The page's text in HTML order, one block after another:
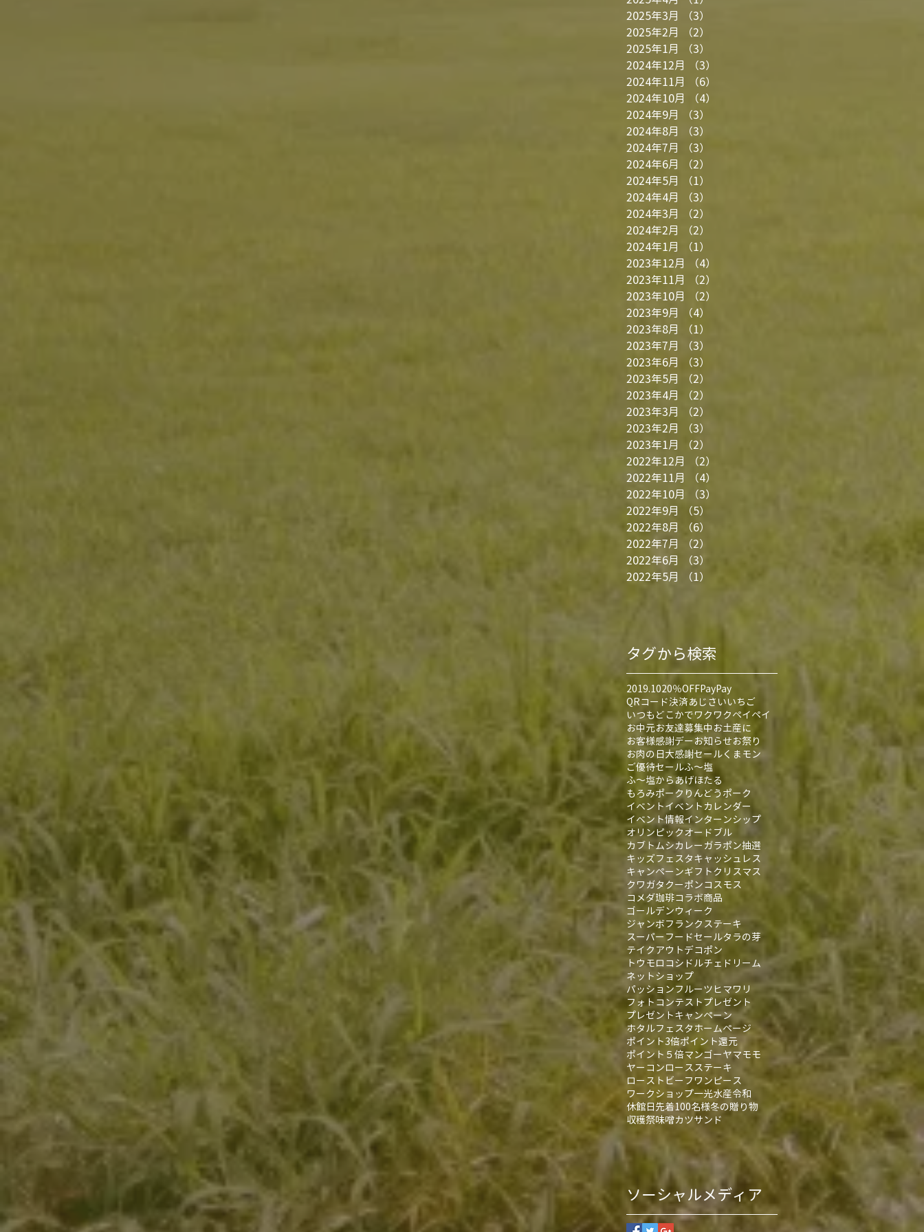
2025年3月
（3）
2025年2月
（2）
2025年1月
（3）
2024年12月
（3）
2024年11月
（6）
2024年10月
（4）
2024年9月
（3）
2024年8月
（3）
2024年7月
（3）
2024年6月
（2）
2024年5月
（1）
2024年4月
（3）
2024年3月
（2）
2024年2月
（2）
2024年1月
（1）
2023年12月
（4）
2023年11月
（2）
2023年10月
（2）
2023年9月
（4）
2023年8月
（1）
2023年7月
（3）
2023年6月
（3）
2023年5月
（2）
2023年4月
（2）
2023年3月
（2）
2023年2月
（3）
2023年1月
（2）
2022年12月
（2）
2022年11月
（4）
2022年10月
（3）
2022年9月
（5）
2022年8月
（6）
2022年7月
（2）
2022年6月
（3）
2022年5月
（1）
タグから検索
2019.1020％OFFPayPay
QRコード決済あじさいいちご
いつもどこかでワクワクペイペイ
お中元お友達募集中 お土産に
お客様感謝デーお知らせお祭り
お肉の日大感謝セールくまモン
ご優待セールふ～塩
ふ～塩からあげほたる
もろみポーク りんどうポーク
イベントイベントカレンダー
イベント情報インターンシップ
オリンピックオードブル
カブトムシカレー ガラポン抽選
キッズフェスタキャッシュレス
キャンペーンギフトクリスマス
クワガタクーポンコスモス
コメダ珈琲コラボ商品
ゴールデンウィーク
ジャンボフランク ステーキ
スーパーフードセールタラの芽
テイクアウトデコポン
トウモロコシ ドルチェドリーム
ネットショップ
パッションフルーツ ヒマワリ
フォトコンテストプレゼント
プレゼントキャンペーン
ホタルフェスタホームページ
ポイント3倍ポイント還元
ポイント５倍マンゴーヤマモモ
ヤーコンロースステーキ
ローストビーフワンピース
ワークショップ一光水産令和
休館日先着100名様冬の贈り物
収穫祭味噌カツサンド
ソーシャルメディア